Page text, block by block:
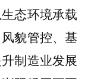
态环境承载
貌管控、基
制造业发展